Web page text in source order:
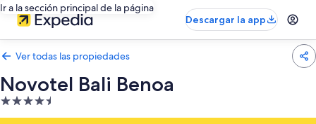
Ir a la sección principal de la página
Descargar la app
Ver todas las propiedades
Novotel Bali Benoa
Propiedad
de